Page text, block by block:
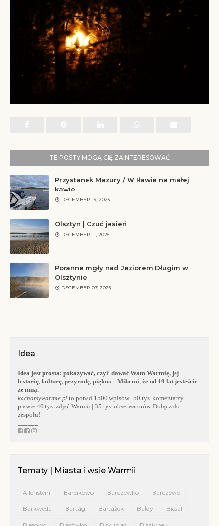
TE POSTY MOGĄ CIĘ ZAINTERESOWAĆ
Przystanek Mazury / W Iławie na małej
kawie
DECEMBER 19, 2025
Olsztyn | Czuć jesień
DECEMBER 11, 2025
Poranne mgły nad Jeziorem Długim w
Olsztynie
DECEMBER 07, 2025
Idea
Idea jest prosta: pokazywać, czyli dawać Wam Warmię, jej
historię, kulturę, przyrodę, piękno... Miło mi, że od 19 lat jesteście
ze mną.
kochamywarmie.pl to ponad 1500 wpisów | 50 tys. komentarzy |
prawie 40 tys. zdjęć Warmii | 35 tys. obserwatorów. Dołącz do
zespołu!
Tematy | Miasta i wsie Warmii
Allenstein Barcikowo Barczewko Barczewo
Barkweda Bartąg Bartążek Bałdy Biesal